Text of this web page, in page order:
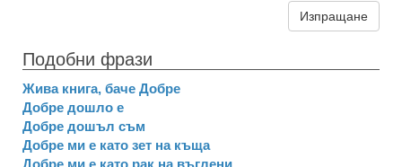
Изпращане
Подобни фрази
Жива книга, баче Добре
Добре дошло е
Добре дошъл съм
Добре ми е като зет на къща
Добре ми е като рак на въглени